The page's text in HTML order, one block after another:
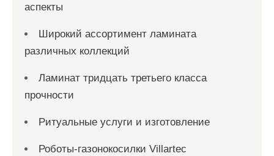
аспекты
Широкий ассортимент ламината
различных коллекций
Ламинат тридцать третьего класса
прочности
Ритуальные услуги и изготовление
Роботы-газонокосилки Villartec